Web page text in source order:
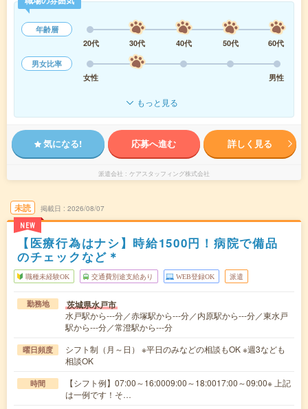
年齢層
20代
30代 40代 50代
60代
男女比率
女性
男性
もっと見る
気になる! 応募へ進む 詳しく見る
派遣会社 ケアスタッフィング株式会社
未読
NEW
掲載日 2026/08/07
【医療行為はナシ】時給1500円！病院で備品
のチェックなど＊
職種未経験OK 交通費別途支給あり WEB登録OK 派遣
勤務地 茨城県水戸市
水戸駅から---分／赤塚駅から---分／内原駅から---分／東水戸
駅から---分／常澄駅から---分
曜日頻度
シフト制（月～日） ※平日のみなどの相談もOK ※週3なども
相談OK
時間
【シフト例】07:00～16:0009:00～18:0017:00～09:00※ 上記
は一例です！そ…